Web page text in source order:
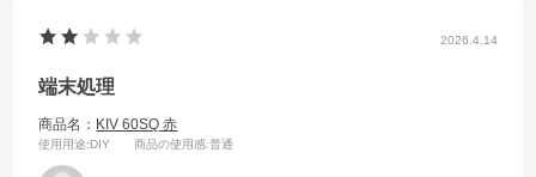
2026.4.14
端末処理
商品名： KIV 60SQ 赤
使用用途:DIY 商品の使用感:普通